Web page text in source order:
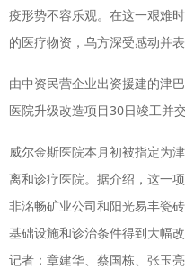
疫形势不容乐观。在这一艰难
的医疗物资，乌方深受感动并表
由中资民营企业出资援建的津
医院升级改造项目30日竣工并
威尔金斯医院本月初被指定为
离和诊疗医院。据介绍，这一
非洺畅矿业公司和阳光易丰瓷
基础设施和诊治条件得到大幅
记者：章建华、蔡国栋、张玉亮